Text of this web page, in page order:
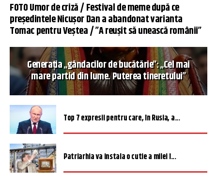
FOTO Umor de criză / Festival de meme după ce
președintele Nicușor Dan a abandonat varianta
Tomac pentru Veștea / ”A reușit să unească românii”
Generația „gândacilor de bucătărie”: „Cel mai
mare partid din lume. Puterea tineretului”
Top 7 expresii pentru care, în Rusia, a...
Patriarhia va instala o cutie a milei î...